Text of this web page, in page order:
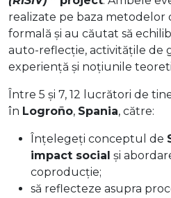
realizate pe baza metodelor
formală și au căutat să
auto-reflecție, activitățile de
experiență și noțiunile
Între 5 și 7, 12 lucrători de
în Logroño, Spania, către:
Înțelegeți conceptul de
impact social și
coproducție;
să reflecteze asupra